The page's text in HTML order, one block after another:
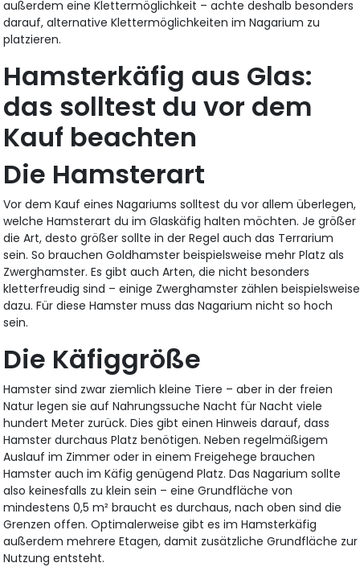
außerdem eine Klettermöglichkeit – achte deshalb besonders
darauf, alternative Klettermöglichkeiten im Nagarium zu
platzieren.
Hamsterkäfig aus Glas:
das solltest du vor dem
Kauf beachten
Die Hamsterart
Vor dem Kauf eines Nagariums solltest du vor allem überlegen,
welche Hamsterart du im Glaskäfig halten möchten. Je größer
die Art, desto größer sollte in der Regel auch das Terrarium
sein. So brauchen Goldhamster beispielsweise mehr Platz als
Zwerghamster. Es gibt auch Arten, die nicht besonders
kletterfreudig sind – einige Zwerghamster zählen beispielsweise
dazu. Für diese Hamster muss das Nagarium nicht so hoch
sein.
Die Käfiggröße
Hamster sind zwar ziemlich kleine Tiere – aber in der freien
Natur legen sie auf Nahrungssuche Nacht für Nacht viele
hundert Meter zurück. Dies gibt einen Hinweis darauf, dass
Hamster durchaus Platz benötigen. Neben regelmäßigem
Auslauf im Zimmer oder in einem Freigehege brauchen
Hamster auch im Käfig genügend Platz. Das Nagarium sollte
also keinesfalls zu klein sein – eine Grundfläche von
mindestens 0,5 m² braucht es durchaus, nach oben sind die
Grenzen offen. Optimalerweise gibt es im Hamsterkäfig
außerdem mehrere Etagen, damit zusätzliche Grundfläche zur
Nutzung entsteht.